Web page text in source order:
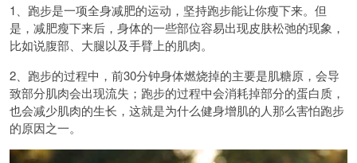
1、跑步是一项全身减肥的运动，坚持跑步能让你瘦下来。但
是，减肥瘦下来后，身体的一些部位容易出现皮肤松弛的现象，
比如说腹部、大腿以及手臂上的肌肉。
2、跑步的过程中，前30分钟身体燃烧掉的主要是肌糖原，会导
致部分肌肉会出现流失；跑步的过程中会消耗掉部分的蛋白质，
也会减少肌肉的生长，这就是为什么健身增肌的人那么害怕跑步
的原因之一。